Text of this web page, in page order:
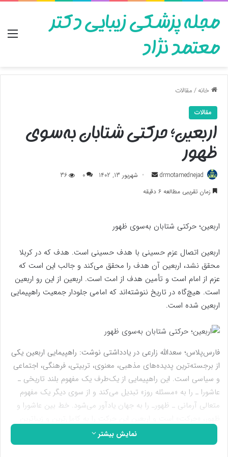
مجله پزشکی زیبایی دکتر
معتمد نژاد
خانه/مقالات
مقالات
اربعین؛ حرکتی شتابان به‌سوی
ظهور
drmotamednejad
ارسال
به
شهریور 13, 1402 0
36
زمان تقریبی مطالعه 6 دقیقه
اربعین؛ حرکتی شتابان به‌سوی ظهور
اربعین اتصال عزم حسینی با هدف حسینی است. هدف که در کربلا
محقق نشد، اربعین آن هدف را محقق می‌کند و جالب این است که
عزم از امام است و تأمین هدف از امت است. اربعین از این رو اربعین
است. هیچ‌گاه در تاریخ ننوشته‌اند که امامی جلودار جمعیت راهپیمایی
اربعین شده است.
فارس‌پلاس؛ سعدالله زارعی در یادداشتی نوشت: راهپیمایی اربعین یکی
از برجسته‌ترین پدیده‌های مذهبی، معنوی، تربیتی، فرهنگی، اجتماعی
و سیاسی است. این راهپیمایی از یک‌طرف یک مفهوم بلند تاریخی ـ
عاشورا ـ را به «مسئله روز» تبدیل می‌‌کند و از سوی دیگر یک مفهوم
متعالی آرمانی ـ ظهورـ را به جهان یادآور می‌شود. خط بین عاشورا و
نمایش بیشتر